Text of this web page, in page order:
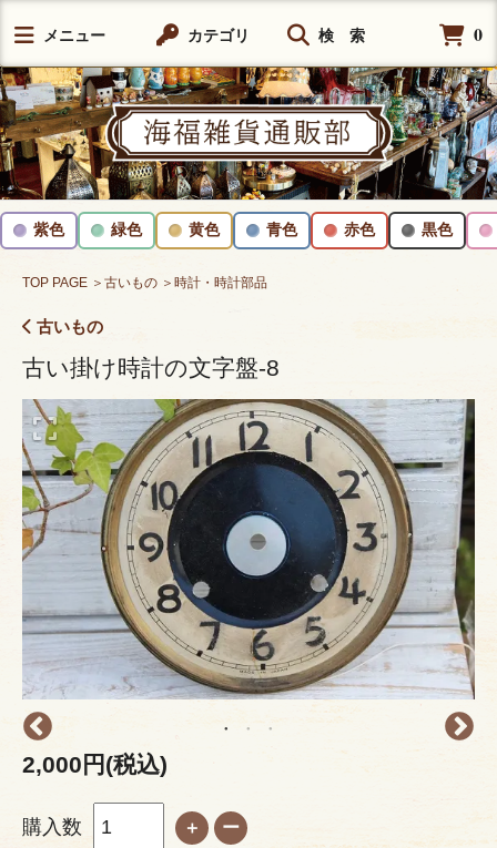
メニュー カテゴリ 検 索 0
紫色 緑色 黄色 青色 赤色 黒色
TOP PAGE ＞古いもの ＞時計・時計部品
古いもの
古い掛け時計の文字盤-8
2,000円(税込)
購入数 ＋ ー